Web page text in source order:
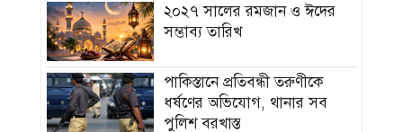
২০২৭ সালের রমজান ও ঈদের
সম্ভাব্য তারিখ
পাকিস্তানে প্রতিবন্ধী তরুণীকে
ধর্ষণের অভিযোগ, থানার সব
পুলিশ বরখাস্ত